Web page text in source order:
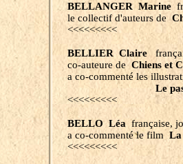
BELLANGER Marine
le collectif d'auteurs de
<<<<<<<<<
BELLIER Claire
co-auteure deChiens et
a co-commenté les
Le passé
<<<<<<<<<
BELLO Léa française,
a co-commenté le filmLa
<<<<<<<<<